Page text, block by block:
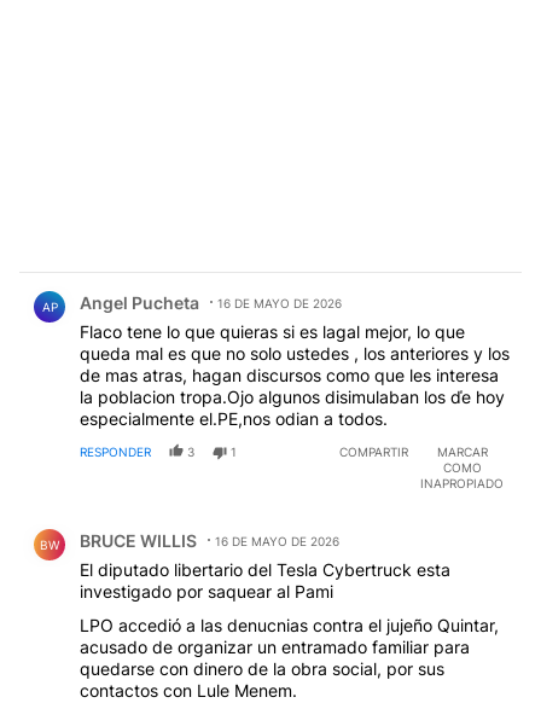
AP Angel Pucheta 16 DE MAYO DE 2026
Flaco tene lo que quieras si es lagal mejor, lo que
queda mal es que no solo ustedes , los anteriores y los
de mas atras, hagan discursos como que les interesa
la poblacion tropa.Ojo algunos disimulaban los ďe hoy
especialmente el.PE,nos odian a todos.
RESPONDER 3 1 COMPARTIR
MARCAR
COMO
INAPROPIADO
BW BRUCE WILLIS 16 DE MAYO DE 2026
El diputado libertario del Tesla Cybertruck esta
investigado por saquear al Pami
LPO accedió a las denucnias contra el jujeño Quintar,
acusado de organizar un entramado familiar para
quedarse con dinero de la obra social, por sus
contactos con Lule Menem.